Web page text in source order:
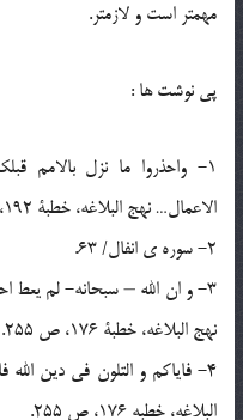
مهمتر است و لازمتر.
پی نوشت ها :
1- واحذروا ما نزل بالامم
الاعمال… نهج البلاغه، خطبة 192، ص 296.
2- سوره ی انفال/ 63.
3- و ان الله – سبحانه- لم یعط
نهج البلاغه، خطبة 176، ص 255.
4- فایاکم و التلون فی دین
البلاغه، خطبه 176، ص 255.